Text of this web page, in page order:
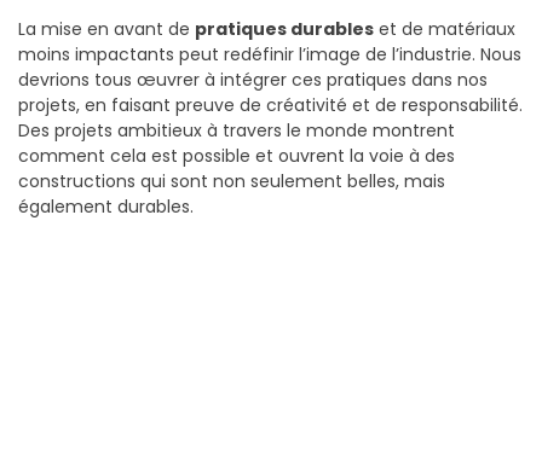
La mise en avant de pratiques durables et de matériaux
moins impactants peut redéfinir l’image de l’industrie. Nous
devrions tous œuvrer à intégrer ces pratiques dans nos
projets, en faisant preuve de créativité et de responsabilité.
Des projets ambitieux à travers le monde montrent
comment cela est possible et ouvrent la voie à des
constructions qui sont non seulement belles, mais
également durables.